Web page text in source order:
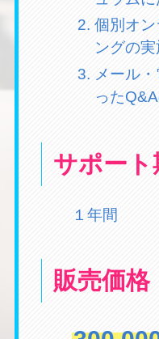
個別オ
ングの
メール
った
サポート
１年間
販売価格